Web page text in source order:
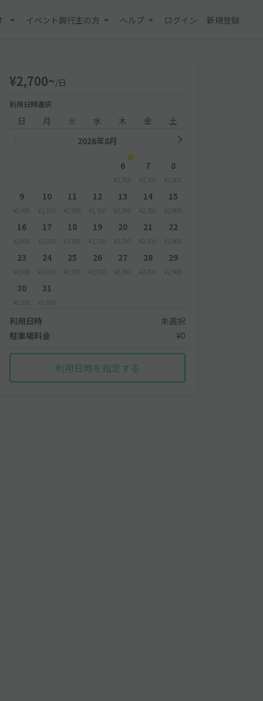
イベント興行主の方 ヘルプ ログイン 新規登録
¥2,700~/日
利用日時選択
日 月 火 水 木 金
土
2026年8月
6
¥2,700
7
¥2,700
8
¥2,900
9
¥2,900
10
¥2,700
11
¥2,900
12
¥2,700
13
¥2,700
14
¥2,700
15
¥2,900
16
¥2,900
17
¥2,700
18
¥2,700
19
¥2,700
20
¥2,700
21
¥2,700
22
¥2,900
23
¥2,900
24
¥2,700
25
¥2,700
26
¥2,700
27
¥2,700
28
¥2,700
29
¥2,900
30
¥2,900
31
¥2,700
利用日時
未選択
駐車場料金
¥0
利用日時を指定する